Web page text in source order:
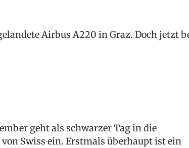
Airbus A220 in Graz. Doch jetzt
geht als schwarzer Tag in die
von Swiss ein. Erstmals überhaupt ist ein